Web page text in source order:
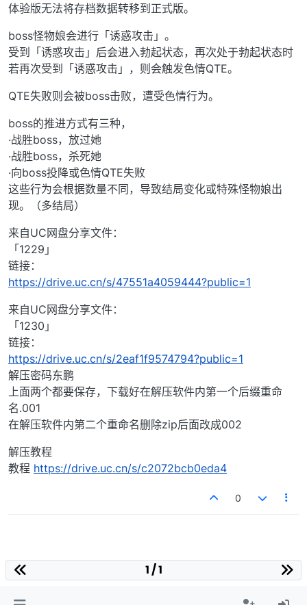
体验版无法将存档数据转移到正式版。
boss怪物娘会进行「诱惑攻击」。
受到「诱惑攻击」后会进入勃起状态，再次处于勃起状态时
若再次受到「诱惑攻击」，则会触发色情QTE。
QTE失败则会被boss击败，遭受色情行为。
boss的推进方式有三种，
·战胜boss，放过她
·战胜boss，杀死她
·向boss投降或色情QTE失败
这些行为会根据数量不同，导致结局变化或特殊怪物娘出
现。（多结局）
来自UC网盘分享文件：
「1229」
链接：
https://drive.uc.cn/s/47551a4059444?public=1
来自UC网盘分享文件：
「1230」
链接：
https://drive.uc.cn/s/2eaf1f9574794?public=1
解压密码东鹏
上面两个都要保存，下载好在解压软件内第一个后缀重命
名.001
在解压软件内第二个重命名删除zip后面改成002
解压教程
教程 https://drive.uc.cn/s/c2072bcb0eda4
0
1 / 1